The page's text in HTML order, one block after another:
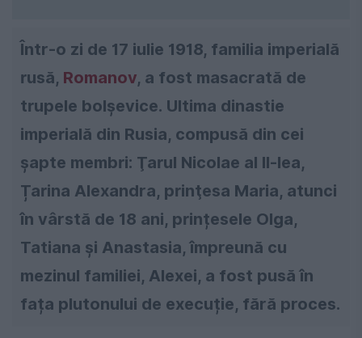
Într-o zi de 17 iulie 1918, familia imperială
rusă, Romanov, a fost masacrată de
trupele bolșevice. Ultima dinastie
imperială din Rusia, compusă din cei
șapte membri: Ţarul Nicolae al II-lea,
Țarina Alexandra, prinţesa Maria, atunci
în vârstă de 18 ani, prințesele Olga,
Tatiana şi Anastasia, împreună cu
mezinul familiei, Alexei, a fost pusă în
fața plutonului de execuție, fără proces.